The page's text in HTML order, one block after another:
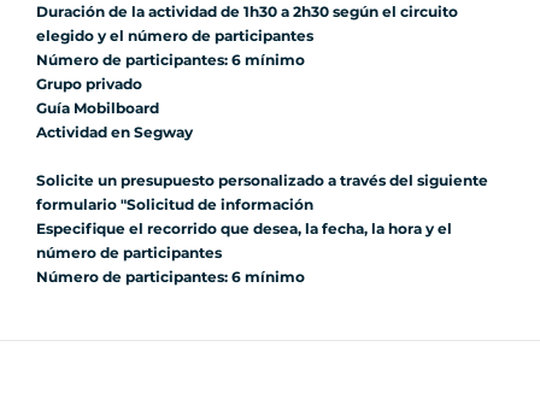
Duración de la actividad de 1h30 a 2h30 según el circuito
elegido y el número de participantes
Número de participantes: 6 mínimo
Grupo privado
Guía Mobilboard
Actividad en Segway
Solicite un presupuesto personalizado a través del siguiente
formulario "Solicitud de información
Especifique el recorrido que desea, la fecha, la hora y el
número de participantes
Número de participantes: 6 mínimo